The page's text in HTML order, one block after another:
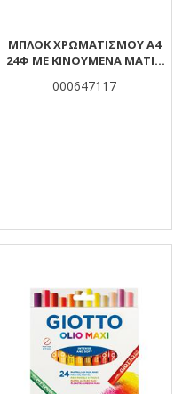
ΜΠΛΟΚ ΧΡΩΜΑΤΙΣΜΟΥ A4
24Φ ΜΕ ΚΙΝΟΥΜΕΝΑ ΜΑΤΙΑ
000647117